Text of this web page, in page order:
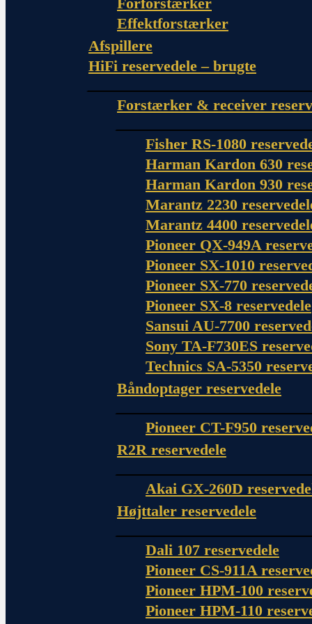
Effektforstærker
Afspillere
HiFi reservedele – brugte
Forstærker & receiver
Fisher RS-1080
Harman Kardon 630
Harman Kardon 930
Marantz 2230
Marantz 4400
Pioneer QX-949A
Pioneer SX-1010
Pioneer SX-770
Pioneer SX-8 reservedele
Sansui AU-7700
Sony TA-F730ES
Technics SA-5350
Båndoptager reservedele
Pioneer CT-F950
R2R reservedele
Akai GX-260D
Højttaler reservedele
Dali 107 reservedele
Pioneer CS-911A
Pioneer HPM-100
Pioneer HPM-110